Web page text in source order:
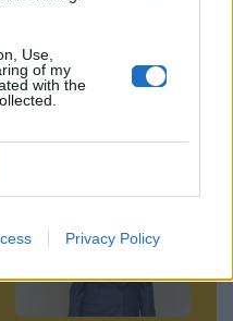
Use,
of my
with the
Privacy Policy